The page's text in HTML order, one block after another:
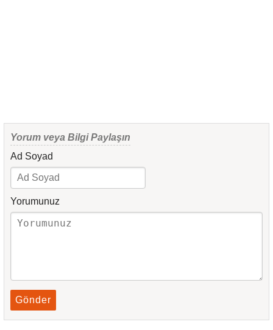
Yorum veya Bilgi Paylaşın
Ad Soyad
Yorumunuz
Gönder